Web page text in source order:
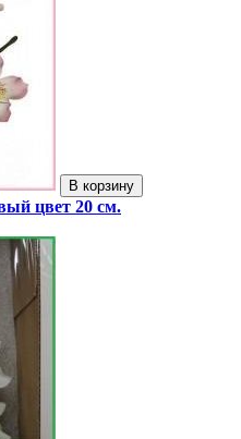
В корзину
цвет 20 см.